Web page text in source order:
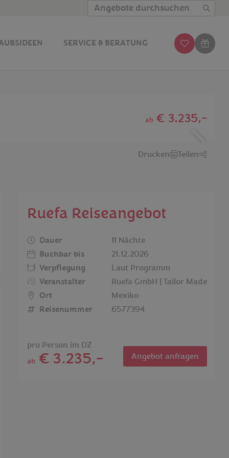
ab € 3.235,-
Drucken Teilen
Ruefa Reiseangebot
Dauer 11 Nächte
Buchbar bis 21.12.2026
Verpflegung Laut Programm
Veranstalter Ruefa GmbH | Tailor Made
Ort Mexiko
Reisenummer 6577394
pro Person im DZ
ab € 3.235,- Angebot anfragen
Angebote durchsuchen
SERVICE & BERATUNG